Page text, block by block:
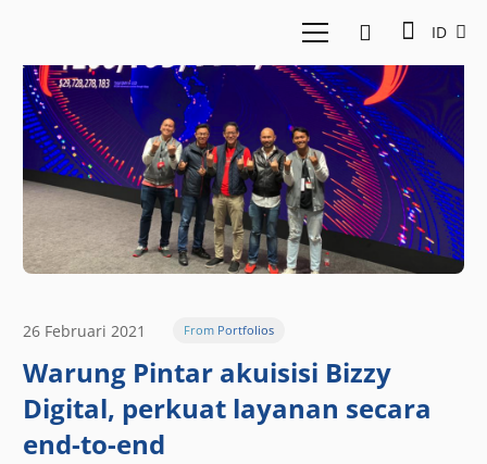
ID
26 Februari 2021 From Portfolios
Warung Pintar akuisisi Bizzy
Digital, perkuat layanan secara
end-to-end